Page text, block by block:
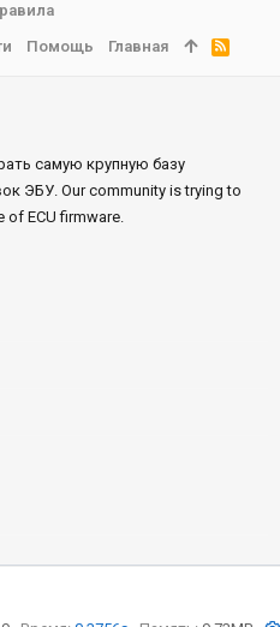
самую крупную базу
ЭБУ. Our community is trying to
ECU firmware.
Помощь Главная
R